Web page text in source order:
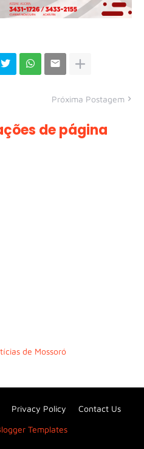
Próxima Postagem
de página
de Mossoró
Templates
Privacy Policy Contact Us